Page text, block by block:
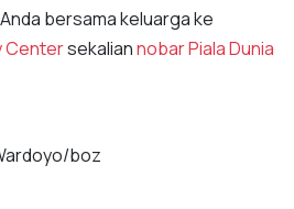
Anda bersama keluarga ke
Centersekaliannobar Piala Dunia
boz